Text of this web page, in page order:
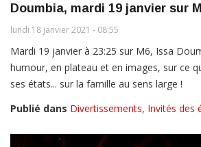
Doumbia, mardi 19 janvier sur
lundi 18 janvier 2021 - 08:55
Mardi 19 janvier à 23:25 sur M6, Issa
humour, en plateau et en images, sur ce
ses états... sur la famille au sens large !
Publié dans Divertissements, Invités des